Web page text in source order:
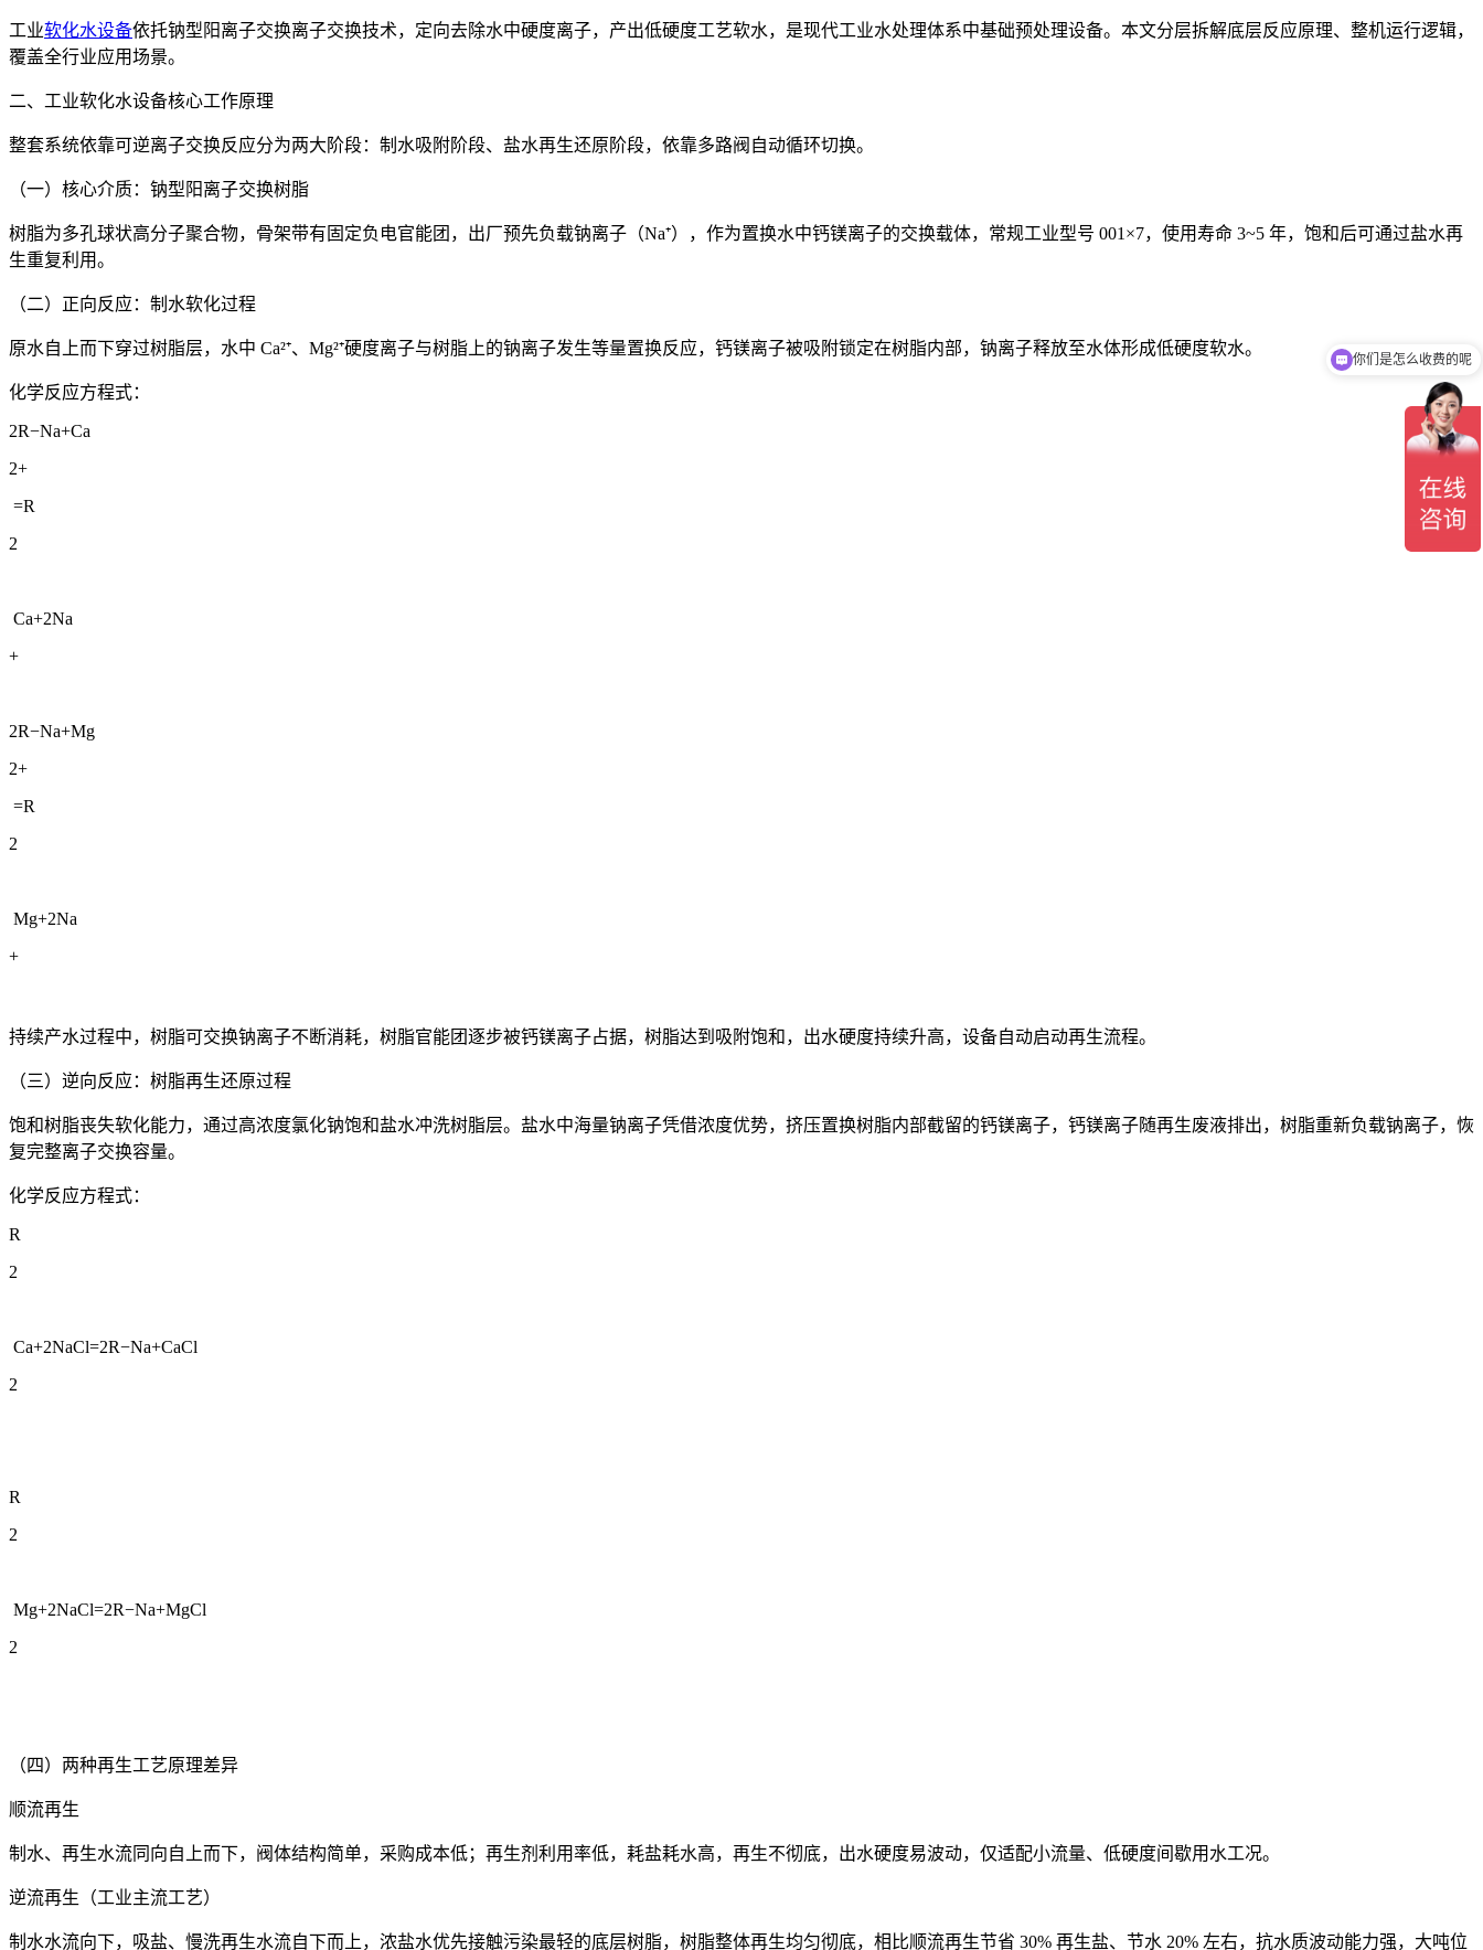
工业软化水设备依托钠型阳离子交换离子交换技术，定向去除水中硬度离子，产出低硬度工艺软水，是现代工业水处理体系中基础预处理设备。本文分层拆解底层反应原理、整机运行逻辑，
覆盖全行业应用场景。
二、工业软化水设备核心工作原理
整套系统依靠可逆离子交换反应分为两大阶段：制水吸附阶段、盐水再生还原阶段，依靠多路阀自动循环切换。
（一）核心介质：钠型阳离子交换树脂
树脂为多孔球状高分子聚合物，骨架带有固定负电官能团，出厂预先负载钠离子（Na⁺），作为置换水中钙镁离子的交换载体，常规工业型号 001×7，使用寿命 3~5 年，饱和后可通过盐水再
生重复利用。
（二）正向反应：制水软化过程
原水自上而下穿过树脂层，水中 Ca²⁺、Mg²⁺硬度离子与树脂上的钠离子发生等量置换反应，钙镁离子被吸附锁定在树脂内部，钠离子释放至水体形成低硬度软水。
化学反应方程式：
2R−Na+Ca
2+
=R
2
Ca+2Na
+
2R−Na+Mg
2+
=R
2
Mg+2Na
+
持续产水过程中，树脂可交换钠离子不断消耗，树脂官能团逐步被钙镁离子占据，树脂达到吸附饱和，出水硬度持续升高，设备自动启动再生流程。
（三）逆向反应：树脂再生还原过程
饱和树脂丧失软化能力，通过高浓度氯化钠饱和盐水冲洗树脂层。盐水中海量钠离子凭借浓度优势，挤压置换树脂内部截留的钙镁离子，钙镁离子随再生废液排出，树脂重新负载钠离子，恢
复完整离子交换容量。
化学反应方程式：
R
2
Ca+2NaCl=2R−Na+CaCl
2
R
2
Mg+2NaCl=2R−Na+MgCl
2
（四）两种再生工艺原理差异
顺流再生
制水、再生水流同向自上而下，阀体结构简单，采购成本低；再生剂利用率低，耗盐耗水高，再生不彻底，出水硬度易波动，仅适配小流量、低硬度间歇用水工况。
逆流再生（工业主流工艺）
制水水流向下，吸盐、慢洗再生水流自下而上，浓盐水优先接触污染最轻的底层树脂，树脂整体再生均匀彻底，相比顺流再生节省 30% 再生盐、节水 20% 左右，抗水质波动能力强，大吨位
你们是怎么收费的呢